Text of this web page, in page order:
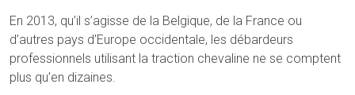
En 2013, qu’il s’agisse de la Belgique, de la France ou
d’autres pays d’Europe occidentale, les débardeurs
professionnels utilisant la traction chevaline ne se comptent
plus qu’en dizaines.